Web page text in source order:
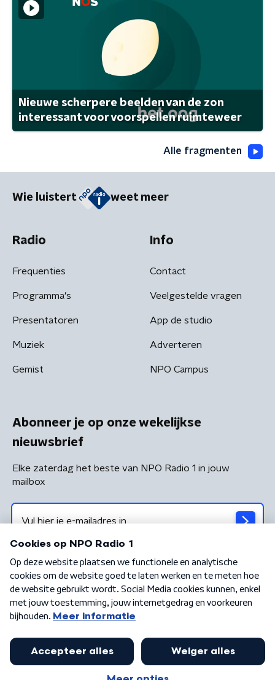
Nieuwe scherpere beelden van de zon
interessant voor voorspellen ruimteweer
Alle fragmenten
Wie luistert weet meer
Radio
Frequenties
Programma's
Presentatoren
Muziek
Gemist
Info
Contact
Veelgestelde vragen
App de studio
Adverteren
NPO Campus
Abonneer je op onze wekelijkse
nieuwsbrief
Elke zaterdag het beste van NPO Radio 1 in jouw
mailbox
Algemene voorwaarden